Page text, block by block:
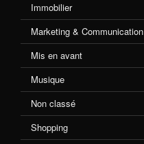
Immobilier
Marketing & Communication
Mis en avant
Musique
Non classé
Shopping